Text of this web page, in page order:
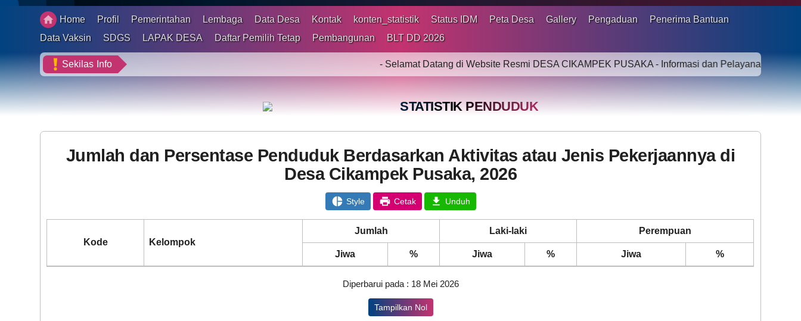
Home Profil Pemerintahan Lembaga Data Desa Kontak konten_statistik Status IDM Peta Desa Gallery Pengaduan
Penerima Bantuan
Data Vaksin
SDGS LAPAK DESA Daftar Pemilih Tetap Pembangunan BLT DD 2026
Data Vaksin
LAPAK DESA
Daftar Pemilih Tetap
BLT DD 2026
Sekilas Info - Selamat Datang di Website Resmi DESA CIKAMPEK PUSAKA - Informasi dan Pelayanan Online bagi
STATISTIK PENDUDUK
Jumlah dan Persentase Penduduk Berdasarkan Aktivitas atau Jenis Pekerjaannya di
Desa Cikampek Pusaka, 2026
Style Cetak Unduh
Kode Kelompok
Jumlah Laki-laki Perempuan
Jiwa % Jiwa % Jiwa %
Diperbarui pada : 18 Mei 2026
Tampilkan Nol